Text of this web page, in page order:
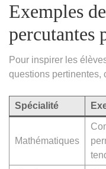
Exemples
percutantes
Pour inspirer les
questions pertinentes,
Spécialité
Mathématiques